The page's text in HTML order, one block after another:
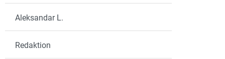
Aleksandar L.
Redaktion